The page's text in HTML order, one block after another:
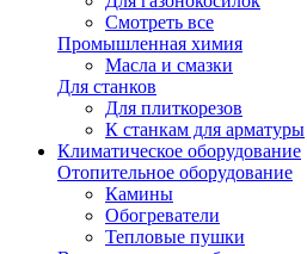
Смотреть все
Промышленная химия
Масла и смазки
Для станков
Для плиткорезов
К станкам для арматуры
Климатическое оборудование
Отопительное оборудование
Камины
Обогреватели
Тепловые пушки